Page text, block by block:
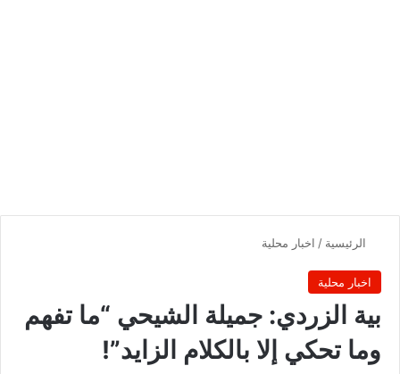
الرئيسية / اخبار محلية
اخبار محلية
بية الزردي: جميلة الشيحي “ما تفهم
وما تحكي إلا بالكلام الزايد”!